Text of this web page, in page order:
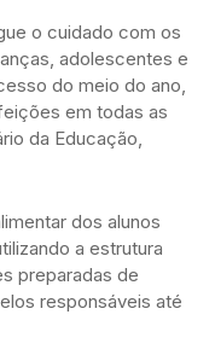
o cuidado com os
adolescentes e
do meio do ano,
em todas as
da Educação,
dos alunos
a estrutura
preparadas de
responsáveis até